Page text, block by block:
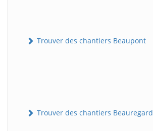
Trouver des chantiers Beaupont
Trouver des chantiers Beauregard